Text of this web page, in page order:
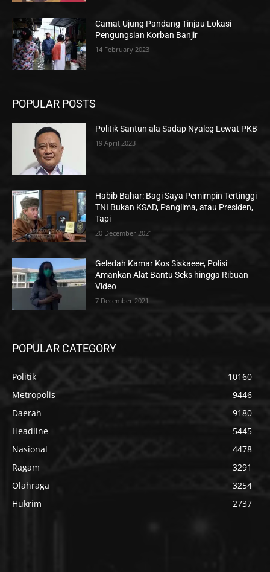
Camat Ujung Pandang Tinjau Lokasi
Pengungsian Korban Banjir
14 February 2023
POPULAR POSTS
Politik Santun ala Sadap Nyaleg Lewat PKB
19 April 2023
Habib Bahar: Bagi Saya Pemimpin Tertinggi
TNI Bukan KSAD, Panglima, atau Presiden,
Tapi
20 December 2021
Geledah Kamar Kos Siskaeee, Polisi
Amankan Alat Bantu Seks hingga Ribuan
Video
7 December 2021
POPULAR CATEGORY
Politik
10160
Metropolis
9446
Daerah
9180
Headline
5445
Nasional
4478
Ragam
3291
Olahraga
3254
Hukrim
2737